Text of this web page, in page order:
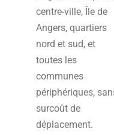
centre-ville, Île de
Angers, quartiers
nord et sud, et
toutes les
communes
périphériques,
surcoût de
déplacement.